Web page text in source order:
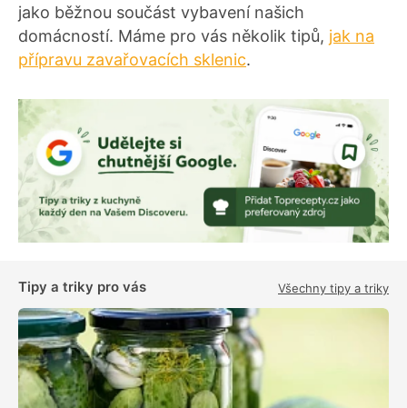
jako běžnou součást vybavení našich
domácností. Máme pro vás několik tipů, jak na
přípravu zavařovacích sklenic.
Tipy a triky pro vás Všechny tipy a triky